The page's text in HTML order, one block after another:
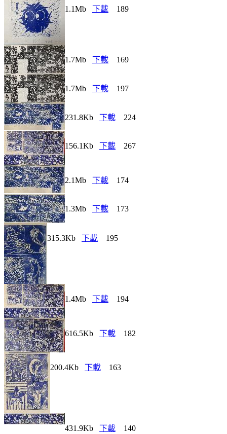
1.1Mb 下載 189
1.7Mb 下載 169
1.7Mb 下載 197
231.8Kb 下載 224
156.1Kb 下載 267
2.1Mb 下載 174
1.3Mb 下載 173
315.3Kb 下載 195
1.4Mb 下載 194
616.5Kb 下載 182
200.4Kb 下載 163
431.9Kb 下載 140